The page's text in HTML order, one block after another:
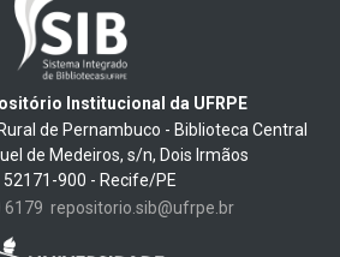
Institucional da UFRPE
de Pernambuco - Biblioteca Central
de Medeiros, s/n, Dois Irmãos
52171-900 - Recife/PE
6179 repositorio.sib@ufrpe.br